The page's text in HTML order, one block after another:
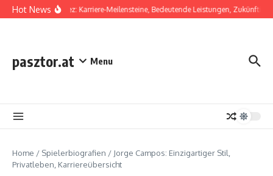
Skip to content
Hot News
Diego Laínez: Karriere-Meilensteine, Bedeutende Leistungen, Zukünftiges
pasztor.at Menu
Home / Spielerbiografien / Jorge Campos: Einzigartiger Stil,
Privatleben, Karriereübersicht